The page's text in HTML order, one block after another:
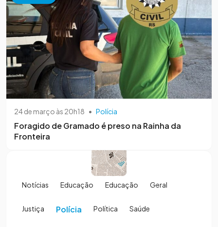
24 de março às 20h18 • Polícia
Foragido de Gramado é preso na Rainha da
Fronteira
Notícias Educação Educação Geral
Justiça Polícia Política Saúde